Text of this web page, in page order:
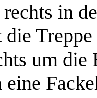
in
um